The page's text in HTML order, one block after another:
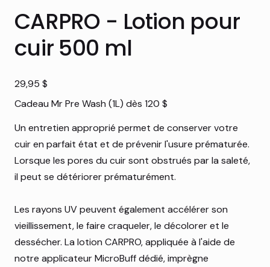
CARPRO - Lotion pour
cuir 500 ml
Prix
29,95 $
Cadeau Mr Pre Wash (1L) dès 120 $
Un entretien approprié permet de conserver votre
cuir en parfait état et de prévenir l'usure prématurée.
Lorsque les pores du cuir sont obstrués par la saleté,
il peut se détériorer prématurément.
Les rayons UV peuvent également accélérer son
vieillissement, le faire craqueler, le décolorer et le
dessécher. La lotion CARPRO, appliquée à l'aide de
notre applicateur MicroBuff dédié, imprègne